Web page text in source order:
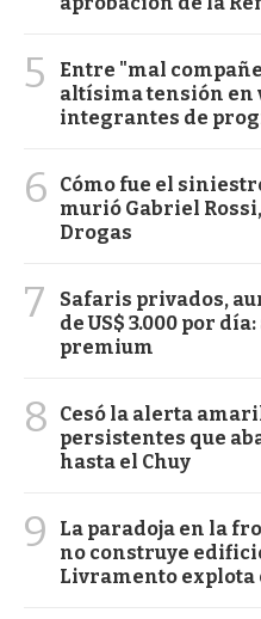
5
Entre "mal
altísima tensión en
integrantes de
6
Cómo fue el
murió Gabriel
Drogas
7
Safaris privados,
de US$ 3.000 por
premium
8
Cesó la alerta
persistentes que
hasta el Chuy
9
La paradoja en la
no construye
Livramento explota